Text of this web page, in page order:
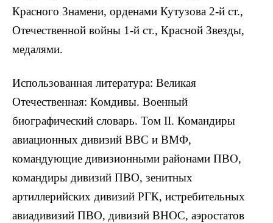
Красного Знамени, орденами Кутузова 2-й ст.,
Отечественной войны 1-й ст., Красной Звезды,
медалями.
Использованная литература: Великая
Отечественная: Комдивы. Военный
биографический словарь. Том II. Командиры
авиационных дивизий ВВС и ВМФ,
командующие дивизионными районами ПВО,
командиры дивизий ПВО, зенитных
артиллерийских дивизий РГК, истребительных
авиадивизий ПВО, дивизий ВНОС, аэростатов